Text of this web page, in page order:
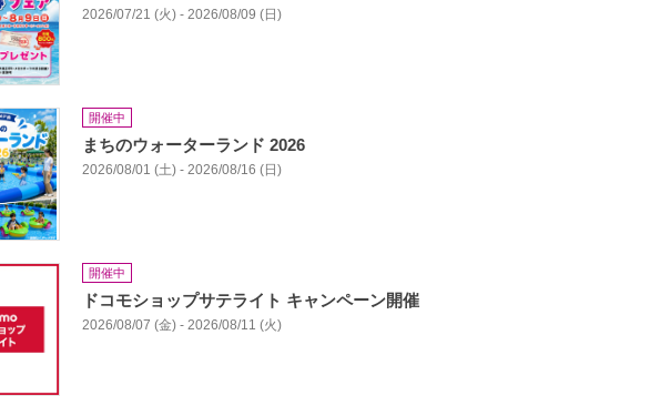
2026/07/21 (火) - 2026/08/09 (日)
開催中
まちのウォーターランド 2026
2026/08/01 (土) - 2026/08/16 (日)
開催中
ドコモショップサテライト キャンペーン開催
2026/08/07 (金) - 2026/08/11 (火)